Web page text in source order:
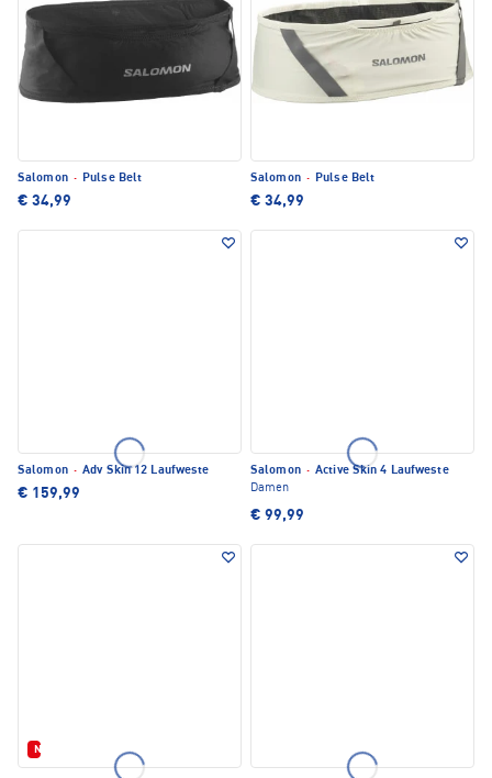
Salomon · Pulse Belt
€ 34,99
Salomon · Pulse Belt
€ 34,99
Salomon · Adv Skin 12 Laufweste
€ 159,99
Salomon · Active Skin 4 Laufweste
Damen
€ 99,99
Neu